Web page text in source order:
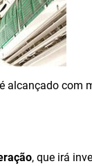
é alcançado com
, que irá